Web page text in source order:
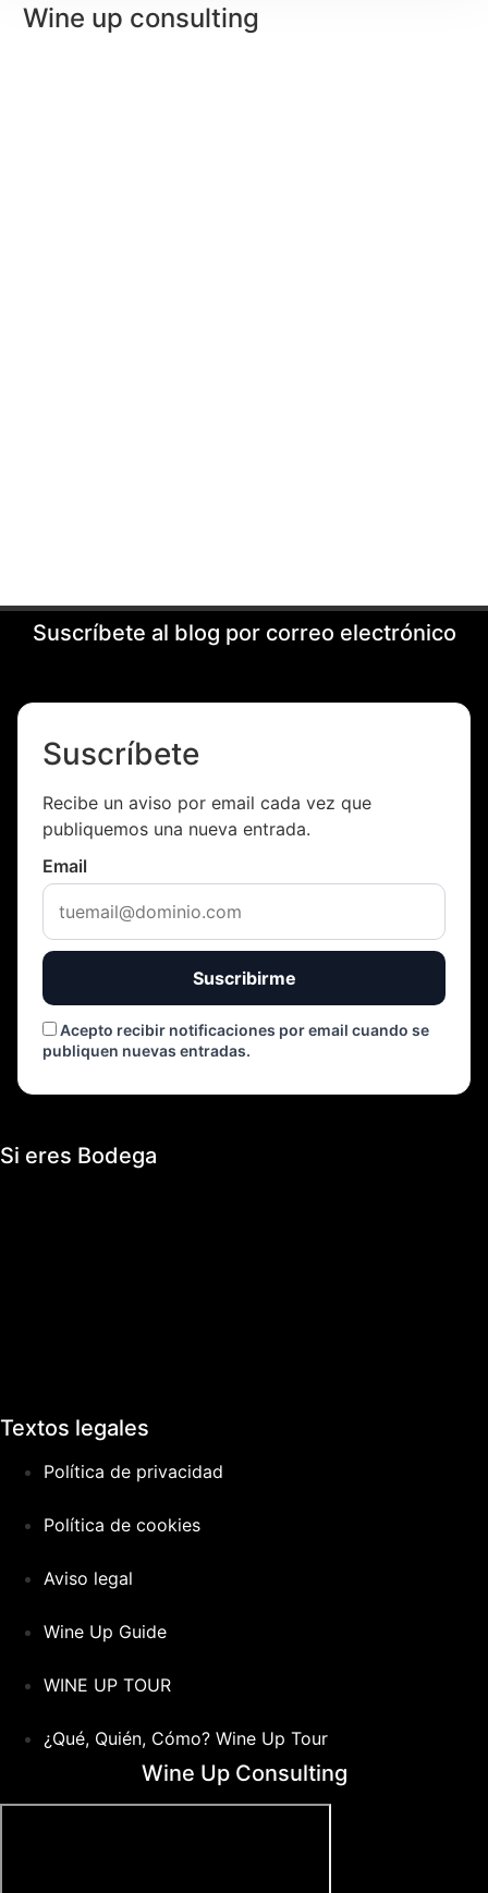
Wine up consulting
Suscríbete al blog por correo electrónico
Suscríbete
Recibe un aviso por email cada vez que
publiquemos una nueva entrada.
Email
Suscribirme
Acepto recibir notificaciones por email cuando se
publiquen nuevas entradas.
Si eres Bodega
Textos legales
Política de privacidad
Política de cookies
Aviso legal
Wine Up Guide
WINE UP TOUR
¿Qué, Quién, Cómo? Wine Up Tour
Wine Up Consulting